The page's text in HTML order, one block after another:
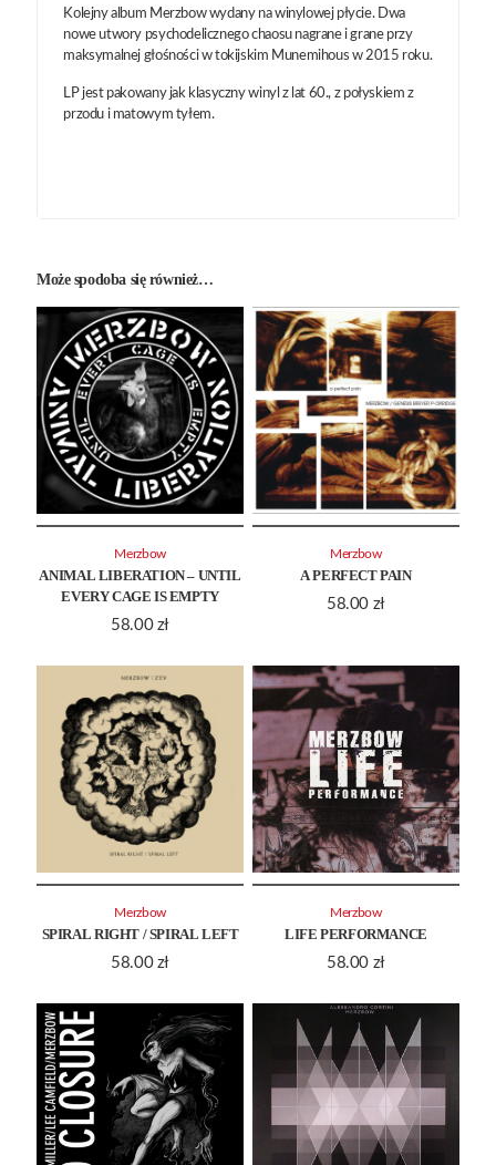
Kolejny album Merzbow wydany na winylowej płycie. Dwa
nowe utwory psychodelicznego chaosu nagrane i grane przy
maksymalnej głośności w tokijskim Munemihous w 2015 roku.
LP jest pakowany jak klasyczny winyl z lat 60., z połyskiem z
przodu i matowym tyłem.
Może spodoba się również…
ANIMAL LIBERATION – UNTIL
EVERY CAGE IS EMPTY
58.00 zł
Merzbow
A PERFECT PAIN
58.00 zł
Merzbow
SPIRAL RIGHT / SPIRAL LEFT
58.00 zł
Merzbow
LIFE PERFORMANCE
58.00 zł
Merzbow